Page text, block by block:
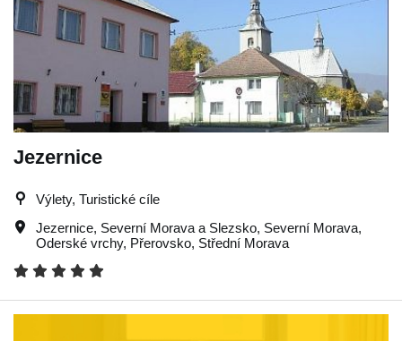
Jezernice
Výlety, Turistické cíle
Jezernice, Severní Morava a Slezsko, Severní Morava,
Oderské vrchy, Přerovsko, Střední Morava